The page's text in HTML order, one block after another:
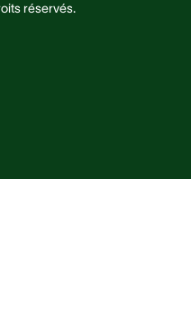
réservés.